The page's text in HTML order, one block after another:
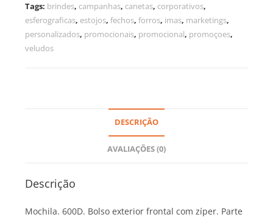
Tags: brindes, campanhas, canetas, corporativos,
esferograficas, estojos,fechos,forros, imas, marketings,
personalizados, promocionais, promocional, promoçoes,
veludos
DESCRIÇÃO
AVALIAÇÕES (0)
Descrição
Mochila. 600D. Bolso exterior frontal com zíper. Parte